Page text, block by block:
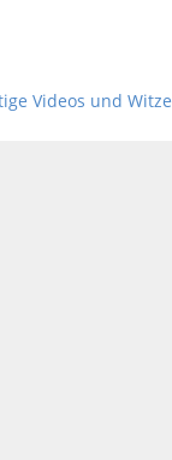
Videos und Witze